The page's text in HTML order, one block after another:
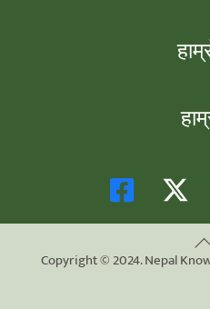
Copyright © 2024. Nepal